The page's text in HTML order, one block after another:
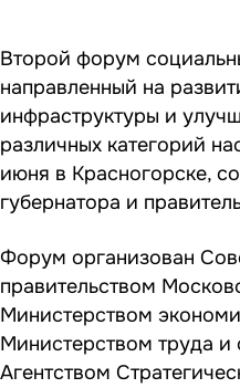
Второй форум
направленный на
инфраструктуры и
различных категорий
июня в Красногорске,
губернатора и
Форум организован
правительством
Министерством
Министерством труда
Агентством